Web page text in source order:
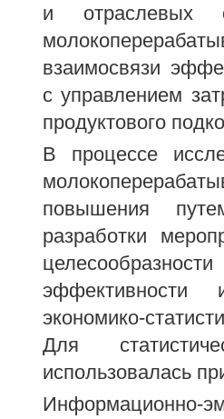
и отраслевых
взаимосвязи
с управлением
продуктового
В процессе
повышения
разработки
эффективности
экономико-
Для
использовалась